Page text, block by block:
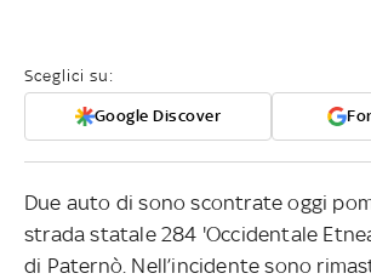
Sceglici su:
Google Discover
Due auto di sono scontrate oggi
strada statale 284 'Occidentale
di Paternò. Nell’incidente sono